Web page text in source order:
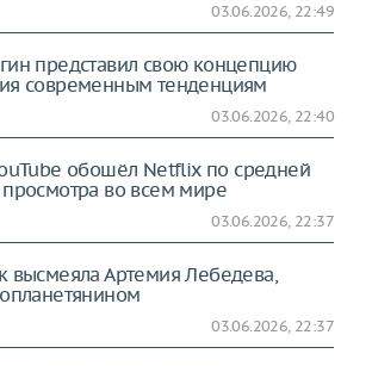
03.06.2026, 22:49
представил свою концепцию
современным тенденциям
03.06.2026, 22:40
обошёл Netflix по средней
просмотра во всем мире
03.06.2026, 22:37
высмеяла Артемия Лебедева,
03.06.2026, 22:37